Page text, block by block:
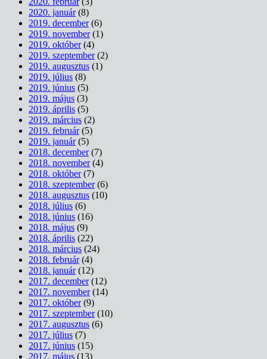
2020. január(8)
2019. december(6)
2019. november(1)
2019. október(4)
2019. szeptember(2)
2019. augusztus (1)
2019. július (8)
2019. június (5)
2019. május (3)
2019. április (5)
2019. március (2)
2019. február(5)
2019. január(5)
2018. december(7)
2018. november(4)
2018. október(7)
2018. szeptember(6)
2018. augusztus (10)
2018. július (6)
2018. június (16)
2018. május (9)
2018. április (22)
2018. március (24)
2018. február(4)
2018. január(12)
2017. december(12)
2017. november(14)
2017. október(9)
2017. szeptember(10)
2017. augusztus (6)
2017. július (7)
2017. június (15)
2017. május (13)